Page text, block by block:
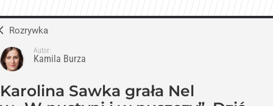
Rozrywka
Autor:
Kamila Burza
Karolina Sawka grała Nel